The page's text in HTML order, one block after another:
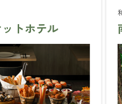
トホテル